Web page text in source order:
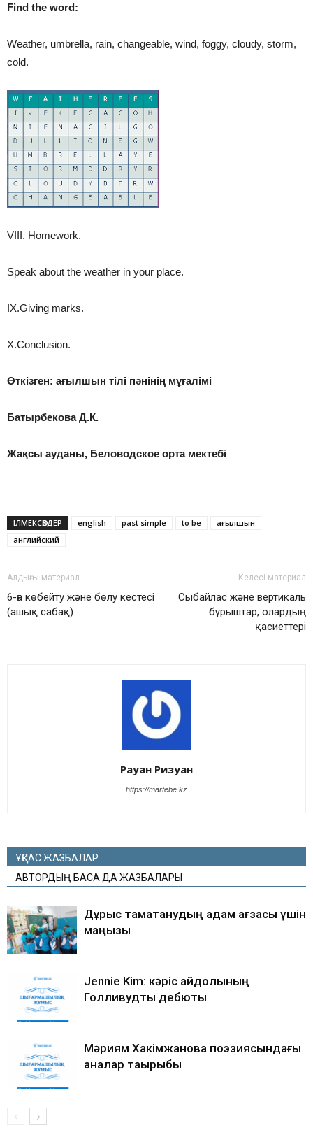
Find the word:
Weather, umbrella, rain, changeable, wind, foggy, cloudy, storm,
cold.
VIII. Homework.
Speak about the weather in your place.
IX.Giving marks.
X.Conclusion.
Өткізген: ағылшын тілі пәнінің мұғалімі
Батырбекова Д.К.
Жақсы ауданы, Беловодское орта мектебі
ІЛМЕКСӨЗДЕР english past simple to be
ағылшын
английский
Алдыңғы материал
6-ға көбейту және бөлу кестесі
(ашық сабақ)
Келесі материал
Сыбайлас және вертикаль
бұрыштар, олардың
қасиеттері
Рауан Ризуан
https://martebe.kz
ҰҚСАС ЖАЗБАЛАР
АВТОРДЫҢ БАСҚА ДА ЖАЗБАЛАРЫ
Дұрыс тамақтанудың адам ағзасы үшін
маңызы
Jennie Kim: кәріс айдолының
Голливудтық дебюты
Мәриям Хакімжанова поэзиясындағы
аналар тақырыбы